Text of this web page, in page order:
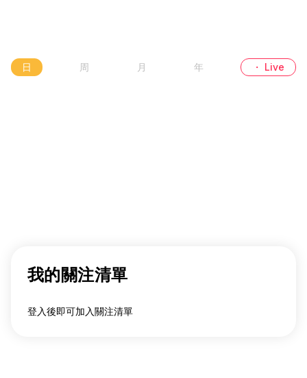
日 周 月 年 ・ Live
我的關注清單
登入後即可加入關注清單